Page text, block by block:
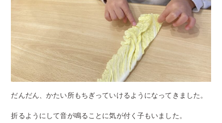
だんだん、かたい所もちぎっていけるようになってきました。
折るようにして音が鳴ることに気が付く子もいました。